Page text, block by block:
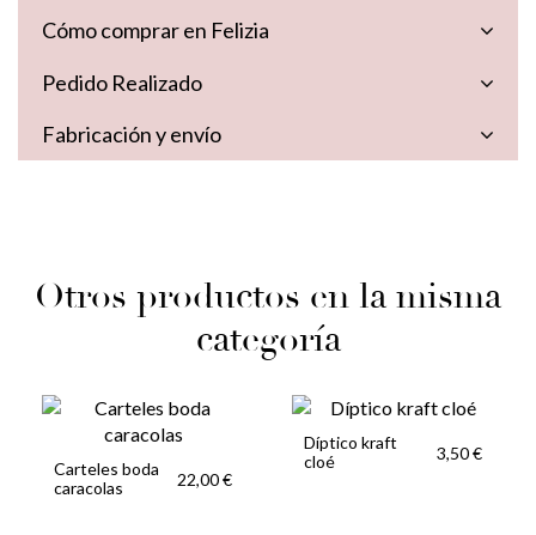
Cómo comprar en Felizia
Pedido Realizado
Fabricación y envío
Otros productos en la misma
categoría
Carteles boda
caracolas
22,00 €
Díptico kraft
cloé
3,50 €